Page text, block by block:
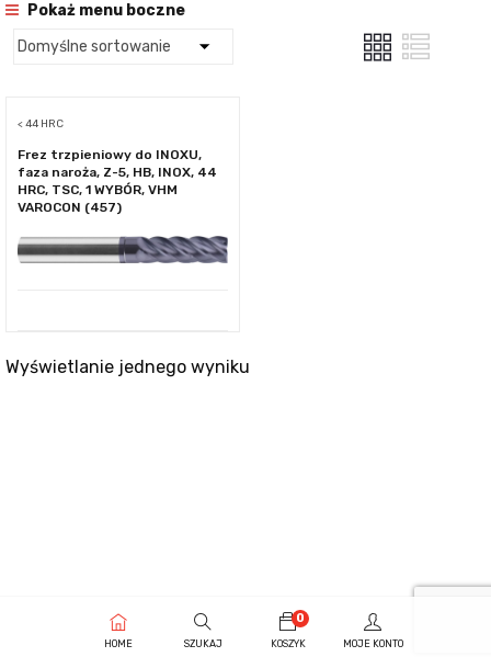
Pokaż menu boczne
< 44 HRC
Frez trzpieniowy do INOXU,
faza naroża, Z-5, HB, INOX, 44
HRC, TSC, 1 WYBÓR, VHM
VAROCON (457)
Wyświetlanie jednego wyniku
HOME SZUKAJ
0
KOSZYK MOJE KONTO